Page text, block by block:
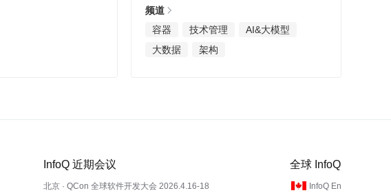
频道
容器
技术管理
AI&大模型
大数据
架构
InfoQ 近期会议
北京 · QCon 全球软件开发大会 2026.4.16-18
全球 InfoQ
InfoQ En